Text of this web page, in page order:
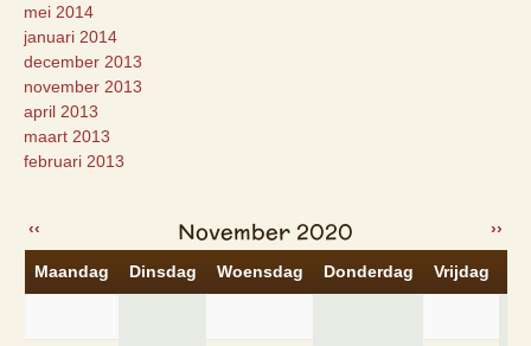
mei 2014
januari 2014
december 2013
november 2013
april 2013
maart 2013
februari 2013
‹‹ ››
November 2020
Maandag Dinsdag Woensdag Donderdag Vrijdag